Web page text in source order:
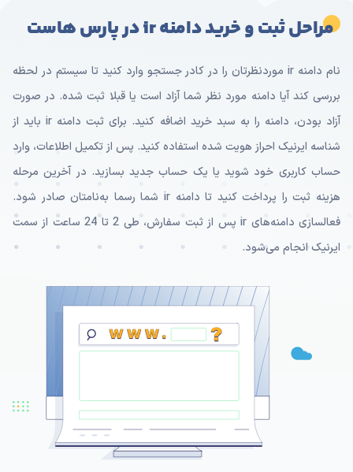
مراحل ثبت و خرید دامنه ir در پارس هاست
نام دامنه ir موردنظرتان را در کادر جستجو وارد کنید تا سیستم در لحظه
بررسی کند آیا دامنه مورد نظر شما آزاد است یا قبلا ثبت شده. در صورت
آزاد بودن، دامنه را به سبد خرید اضافه کنید. برای ثبت دامنه ir باید از
شناسه ایرنیک احراز هویت شده استفاده کنید. پس از تکمیل اطلاعات، وارد
حساب کاربری خود شوید یا یک حساب جدید بسازید. در آخرین مرحله
هزینه ثبت را پرداخت کنید تا دامنه ir شما رسما به‌نامتان صادر شود.
فعالسازی دامنه‌های ir پس از ثبت سفارش، طی 2 تا 24 ساعت از سمت
ایرنیک انجام می‌شود.